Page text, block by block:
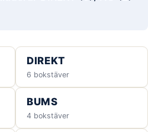
DIREKT
6 bokstäver
BUMS
4 bokstäver